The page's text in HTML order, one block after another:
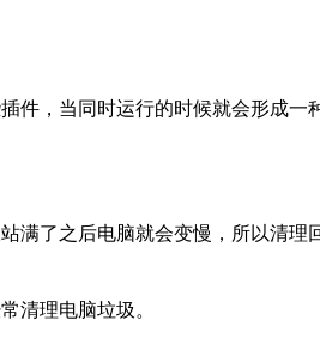
件，当同时运行的时候就会形成一
满了之后电脑就会变慢，所以清理
清理电脑垃圾。